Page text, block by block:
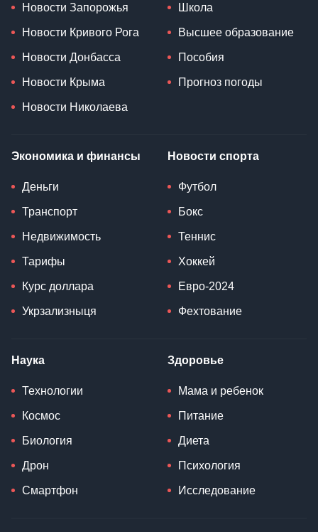
Новости Запорожья
Новости Кривого Рога
Новости Донбасса
Новости Крыма
Новости Николаева
Школа
Высшее образование
Пособия
Прогноз погоды
Экономика и финансы
Деньги
Транспорт
Недвижимость
Тарифы
Курс доллара
Укрзализныця
Новости спорта
Футбол
Бокс
Теннис
Хоккей
Евро-2024
Фехтование
Наука
Технологии
Космос
Биология
Дрон
Смартфон
Здоровье
Мама и ребенок
Питание
Диета
Психология
Исследование